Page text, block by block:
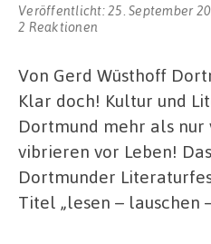
Veröffentlicht:25. September
2 Reaktionen
Von Gerd Wüsthoff
Klar doch! Kultur und
Dortmund mehr als nur
vibrieren vor Leben!
Dortmunder
Titel „lesen – lauschen